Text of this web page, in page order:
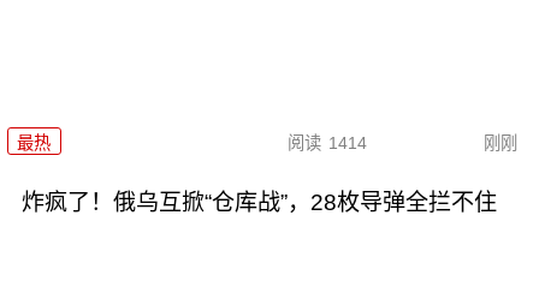
最热 阅读 1414 刚刚
炸疯了！俄乌互掀“仓库战”，28枚导弹全拦不住